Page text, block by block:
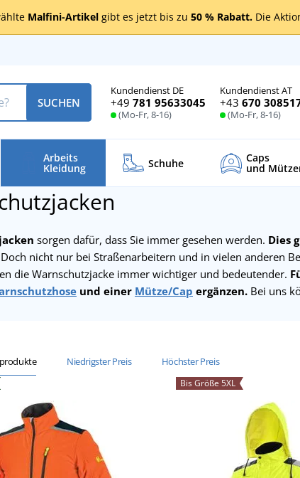
Malfini-Artikel gibt es jetzt bis zu 50 % Rabatt. Die
Kundendienst DE
+49 781 95633045
(Mo-Fr, 8-16)
Kundendienst AT
+43 670
(Mo-Fr, 8-16)
SUCHEN
Arbeits
Kleidung Schuhe Caps
und
sorgen dafür, dass Sie immer gesehen werden. Dies
Doch nicht nur bei Straßenarbeitern und in vielen anderen
die Warnschutzjacke immer wichtiger und bedeutender.
und einer Mütze/Cap ergänzen. Bei uns
Niedrigster Preis Höchster Preis
Bis Größe 5XL